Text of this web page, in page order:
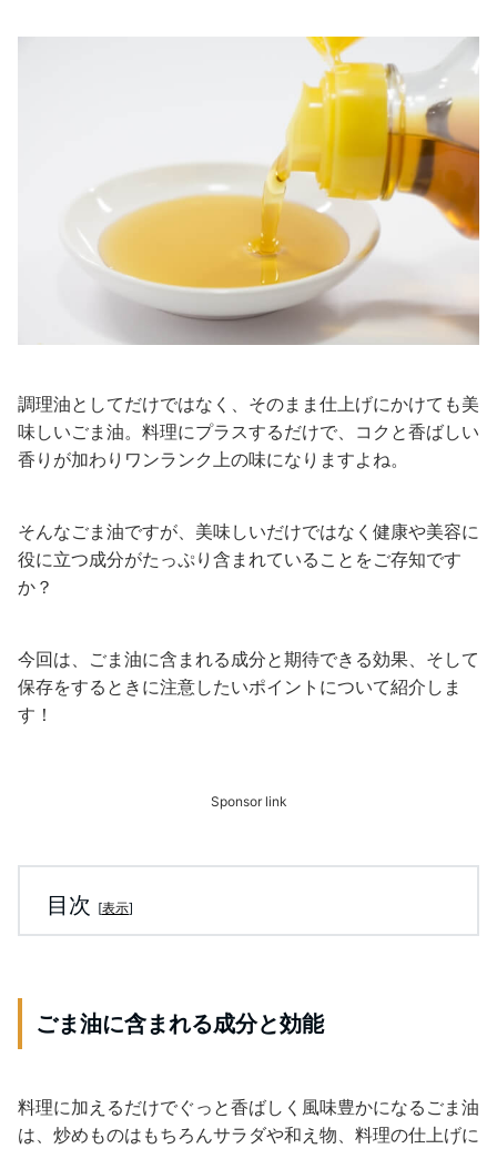
調理油としてだけではなく、そのまま仕上げにかけても美
味しいごま油。料理にプラスするだけで、コクと香ばしい
香りが加わりワンランク上の味になりますよね。
そんなごま油ですが、美味しいだけではなく健康や美容に
役に立つ成分がたっぷり含まれていることをご存知です
か？
今回は、ごま油に含まれる成分と期待できる効果、そして
保存をするときに注意したいポイントについて紹介しま
す！
Sponsor link
目次 [表示]
ごま油に含まれる成分と効能
料理に加えるだけでぐっと香ばしく風味豊かになるごま油
は、炒めものはもちろんサラダや和え物、料理の仕上げに